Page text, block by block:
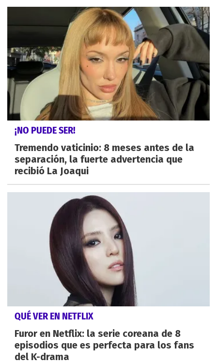
¡NO PUEDE SER!
Tremendo vaticinio: 8 meses antes de la
separación, la fuerte advertencia que
recibió La Joaqui
QUÉ VER EN NETFLIX
Furor en Netflix: la serie coreana de 8
episodios que es perfecta para los fans
del K-drama